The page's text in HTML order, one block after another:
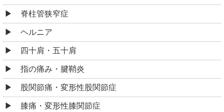
脊柱管狭窄症
ヘルニア
四十肩・五十肩
指の痛み・腱鞘炎
股関節痛・変形性股関節症
膝痛・変形性膝関節症